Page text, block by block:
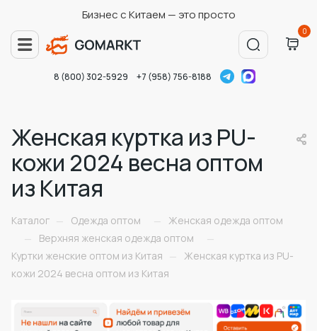
Бизнес с Китаем — это просто
0
8 (800) 302-5929 +7 (958) 756-8188
Женская куртка из PU-
кожи 2024 весна оптом
из Китая
Каталог — Одежда оптом —
Женская одежда оптом
—
Верхняя женская одежда оптом
—
Куртки женские оптом из Китая —
Женская куртка из PU-
кожи 2024 весна оптом из Китая